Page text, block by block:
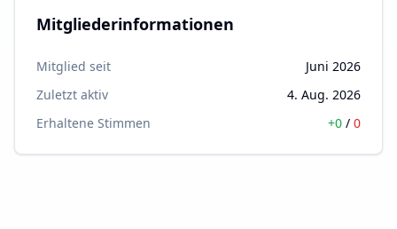
Mitgliederinformationen
Mitglied seit
Juni 2026
Zuletzt aktiv
4. Aug. 2026
Erhaltene Stimmen
+0 / 0